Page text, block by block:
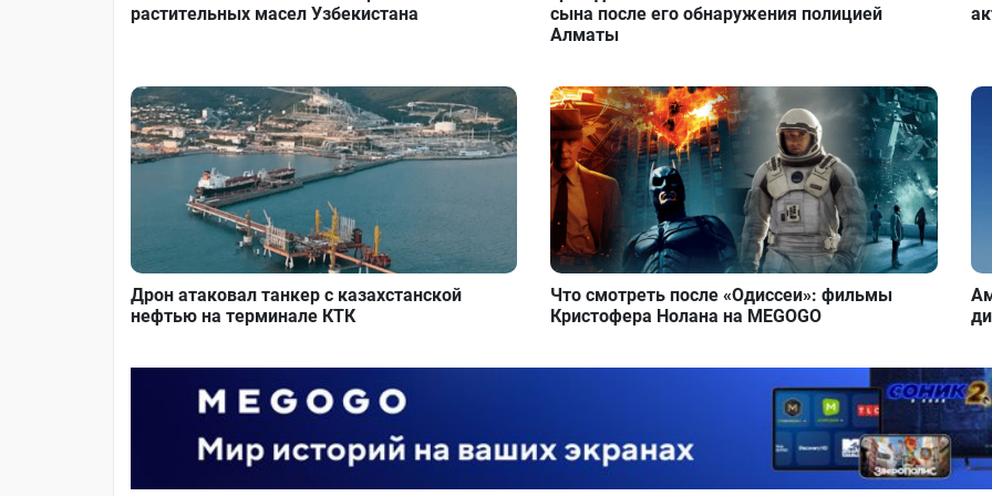
растительных масел Узбекистана
сына после его обнаружения полицией
Алматы
Дрон атаковал танкер с казахстанской
нефтью на терминале КТК
Что смотреть после «Одиссеи»: фильмы
Кристофера Нолана на MEGOGO